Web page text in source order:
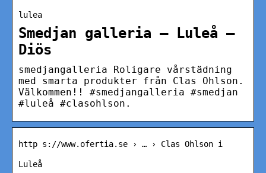
lulea
Smedjan galleria – Luleå –
Diös
smedjangalleria Roligare vårstädning
med smarta produkter från Clas Ohlson.
Välkommen!! #smedjangalleria #smedjan
#luleå #clasohlson.
http s://www.ofertia.se › … › Clas Ohlson i
Luleå